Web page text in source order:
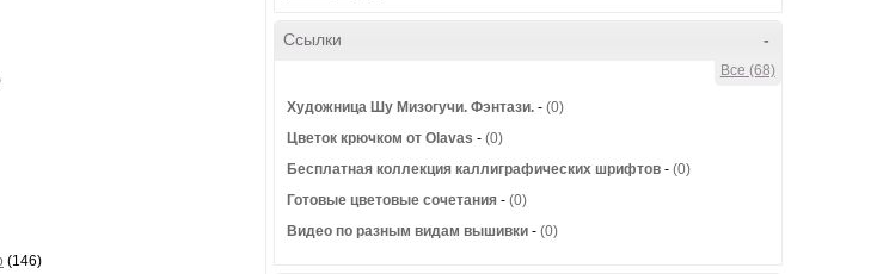
(146)
-
Ссылки
Все (68)
Художница Шу Мизогучи. Фэнтази. - (0)
Цветок крючком от Olavas - (0)
Бесплатная коллекция каллиграфических шрифтов - (0)
Готовые цветовые сочетания - (0)
Видео по разным видам вышивки - (0)